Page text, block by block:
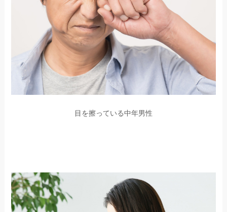
目を擦っている中年男性